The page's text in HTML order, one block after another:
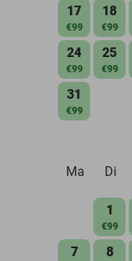
17
€99
18
€99
24
€99
25
€99
31
€99
Ma
Di
1
€99
7 8